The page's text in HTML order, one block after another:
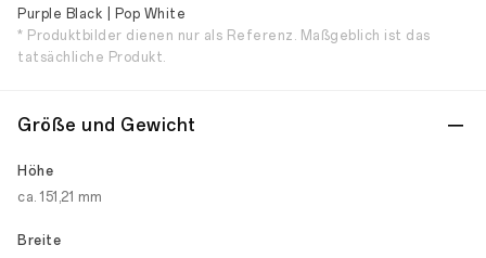
Purple Black | Pop White
* Produktbilder dienen nur als Referenz. Maßgeblich ist das
tatsächliche Produkt.
Größe und Gewicht
Höhe
ca. 151,21 mm
Breite